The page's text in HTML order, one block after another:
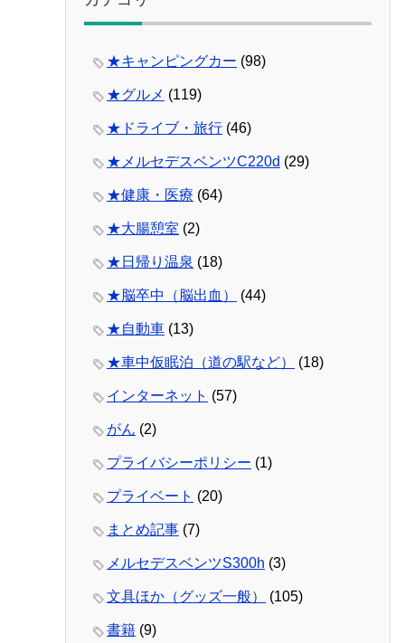
★キャンピングカー (98)
★グルメ (119)
★ドライブ・旅行 (46)
★メルセデスベンツC220d (29)
★健康・医療 (64)
★大腸憩室 (2)
★日帰り温泉 (18)
★脳卒中（脳出血） (44)
★自動車 (13)
★車中仮眠泊（道の駅など） (18)
インターネット (57)
がん (2)
プライバシーポリシー (1)
プライベート (20)
まとめ記事 (7)
メルセデスベンツS300h (3)
文具ほか（グッズ一般） (105)
書籍 (9)